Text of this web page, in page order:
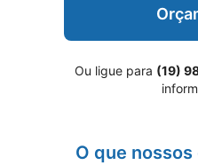
Ou ligue para (19)
O que